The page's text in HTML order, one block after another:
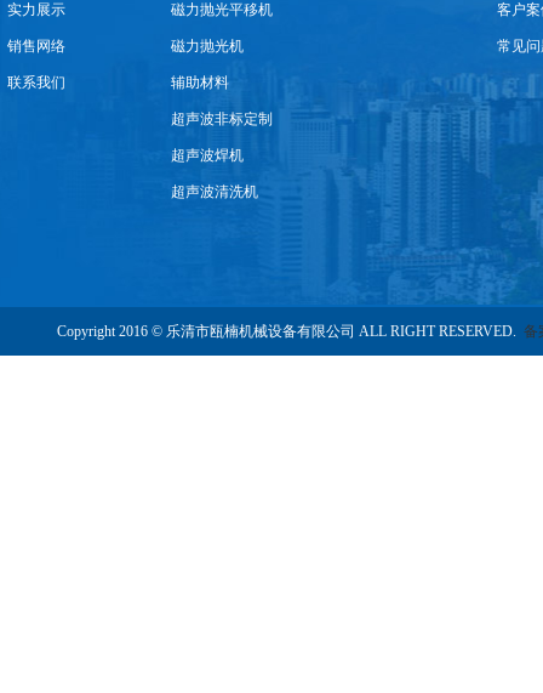
实力展示
销售网络
联系我们
磁力抛光平移机
磁力抛光机
辅助材料
超声波非标定制
超声波焊机
超声波清洗机
客户案
常见问
Copyright 2016 © 乐清市瓯楠机械设备有限公司 ALL RIGHT RESERVED. 备